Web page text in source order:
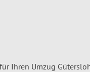
Ihren Umzug